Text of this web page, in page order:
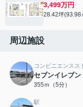
3,499万円
28.42坪(93.98
周辺施設
コンビニエンスス
セブンイレブ
355ｍ（5分）
駅